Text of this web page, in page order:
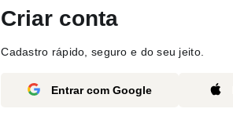
Criar conta
Cadastro rápido, seguro e do seu jeito.
Entrar com Google